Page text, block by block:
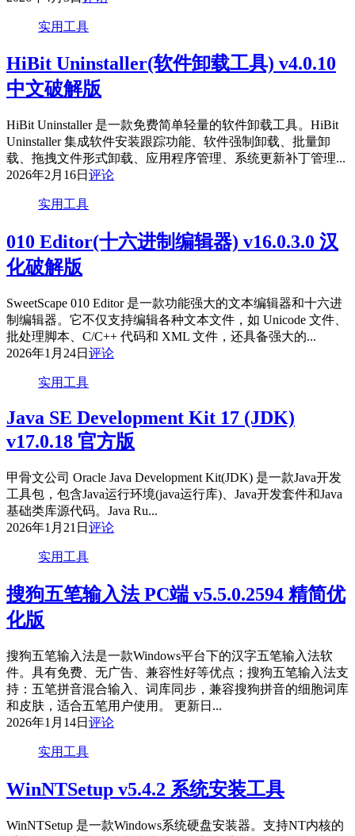
实用工具
HiBit Uninstaller(软件卸载工具) v4.0.10
中文破解版
HiBit Uninstaller 是一款免费简单轻量的软件卸载工具。HiBit
Uninstaller 集成软件安装跟踪功能、软件强制卸载、批量卸
载、拖拽文件形式卸载、应用程序管理、系统更新补丁管理...
2026年2月16日 评论
实用工具
010 Editor(十六进制编辑器) v16.0.3.0 汉
化破解版
SweetScape 010 Editor 是一款功能强大的文本编辑器和十六进
制编辑器。它不仅支持编辑各种文本文件，如 Unicode 文件、
批处理脚本、C/C++ 代码和 XML 文件，还具备强大的...
2026年1月24日 评论
实用工具
Java SE Development Kit 17 (JDK)
v17.0.18 官方版
甲骨文公司 Oracle Java Development Kit(JDK) 是一款Java开发
工具包，包含Java运行环境(java运行库)、Java开发套件和Java
基础类库源代码。Java Ru...
2026年1月21日 评论
实用工具
搜狗五笔输入法 PC端 v5.5.0.2594 精简优
化版
搜狗五笔输入法是一款Windows平台下的汉字五笔输入法软
件。具有免费、无广告、兼容性好等优点；搜狗五笔输入法支
持：五笔拼音混合输入、词库同步，兼容搜狗拼音的细胞词库
和皮肤，适合五笔用户使用。 更新日...
2026年1月14日 评论
实用工具
WinNTSetup v5.4.2 系统安装工具
WinNTSetup 是一款Windows系统硬盘安装器。支持NT内核的